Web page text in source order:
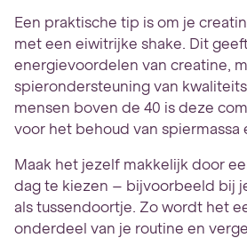
Een praktische tip is om je
met een eiwitrijke shake. Dit
energievoordelen van creatine,
spierondersteuning van
mensen boven de 40 is deze
voor het behoud van spiermassa
Maak het jezelf makkelijk door
dag te kiezen – bijvoorbeeld bij
als tussendoortje. Zo wordt het
onderdeel van je routine en